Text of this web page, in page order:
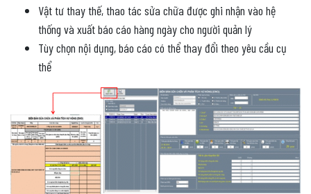
Vật tư thay thế, thao tác sửa chữa được ghi nhận vào hệ
thống và xuất báo cáo hàng ngày cho người quản lý
Tùy chọn nội dụng, báo cáo có thể thay đổi theo yêu cầu cụ
thể